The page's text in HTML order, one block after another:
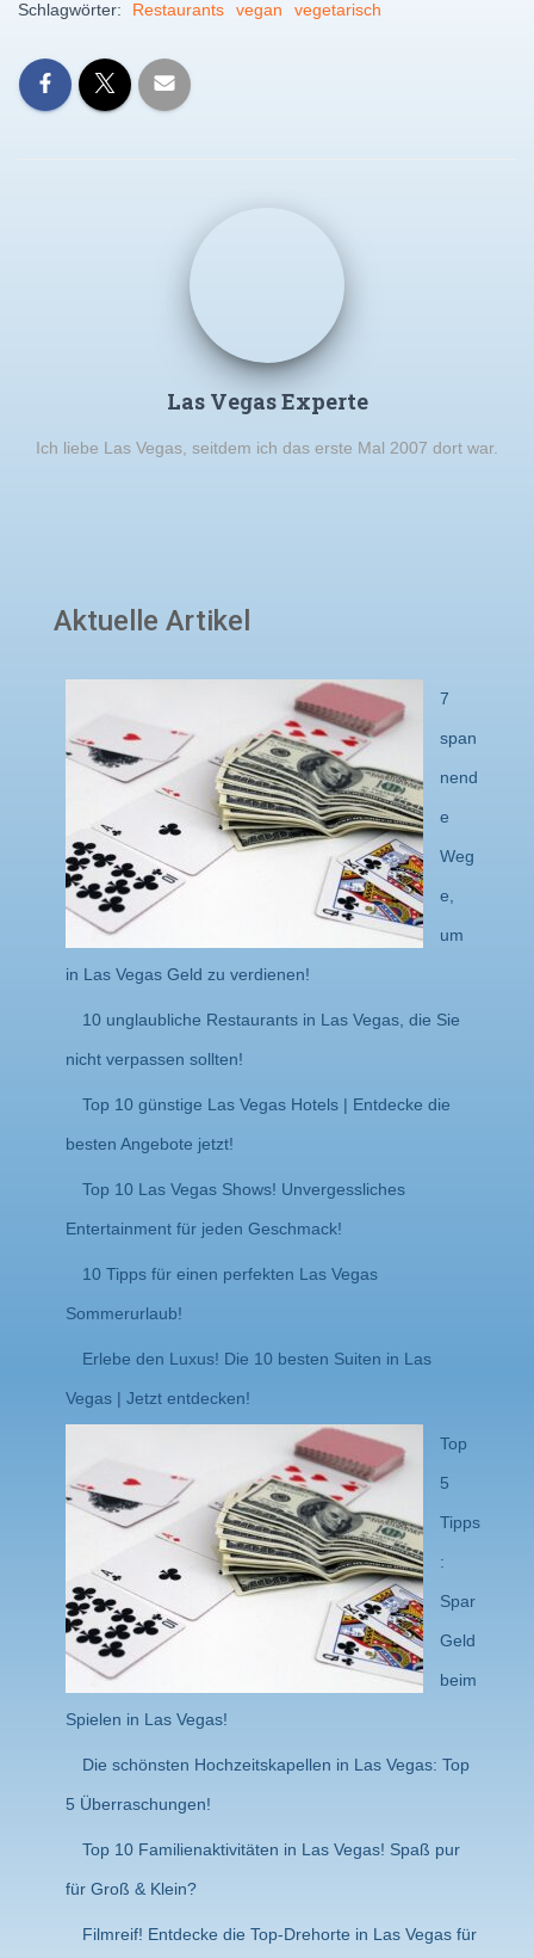
Schlagwörter: Restaurants vegan vegetarisch
Las Vegas Experte
Ich liebe Las Vegas, seitdem ich das erste Mal 2007 dort war.
Aktuelle Artikel
7
span
nend
e
Weg
e,
um
in Las Vegas Geld zu verdienen!
10 unglaubliche Restaurants in Las Vegas, die Sie
nicht verpassen sollten!
Top 10 günstige Las Vegas Hotels | Entdecke die
besten Angebote jetzt!
Top 10 Las Vegas Shows! Unvergessliches
Entertainment für jeden Geschmack!
10 Tipps für einen perfekten Las Vegas
Sommerurlaub!
Erlebe den Luxus! Die 10 besten Suiten in Las
Vegas | Jetzt entdecken!
Top
5
Tipps
:
Spar
Geld
beim
Spielen in Las Vegas!
Die schönsten Hochzeitskapellen in Las Vegas: Top
5 Überraschungen!
Top 10 Familienaktivitäten in Las Vegas! Spaß pur
für Groß & Klein?
Filmreif! Entdecke die Top-Drehorte in Las Vegas für